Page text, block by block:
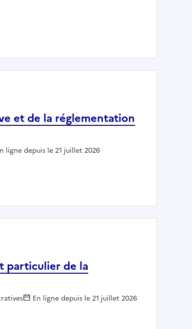
de Paris
et de la réglementation
ligne depuis le 21 juillet 2026
et de la réglementation juridique
particulier de la
En ligne depuis le 21 juillet 2026